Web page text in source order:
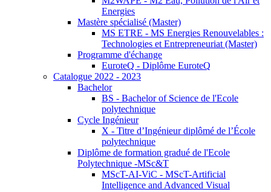
Energies
Mastère spécialisé (Master)
MS ETRE - MS Energies Renouvelables :
Technologies et Entrepreneuriat (Master)
Programme d'échange
EuroteQ - Diplôme EuroteQ
Catalogue 2022 - 2023
Bachelor
BS - Bachelor of Science de l'Ecole
polytechnique
Cycle Ingénieur
X - Titre d’Ingénieur diplômé de l’École
polytechnique
Diplôme de formation gradué de l'Ecole
Polytechnique -MSc&T
MScT-AI-ViC - MScT-Artificial
Intelligence and Advanced Visual